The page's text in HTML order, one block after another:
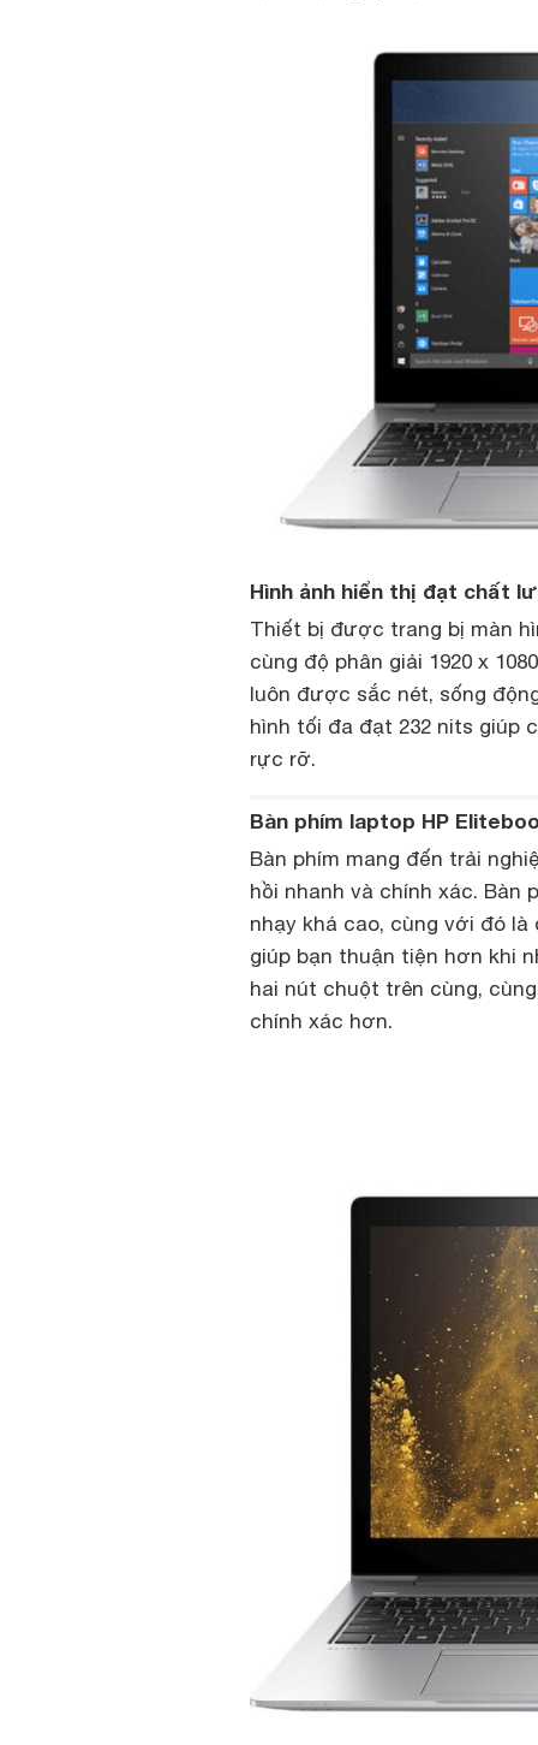
Hình ảnh hiển thị đạt chất
Thiết bị được trang bị màn
cùng độ phân giải 1920 x
luôn được sắc nét, sống
hình tối đa đạt 232 nits giúp
rực rỡ.
Bàn phím laptop HP
Bàn phím mang đến trải
hồi nhanh và chính xác. Bàn
nhạy khá cao, cùng với đó
giúp bạn thuận tiện hơn khi
hai nút chuột trên cùng,
chính xác hơn.